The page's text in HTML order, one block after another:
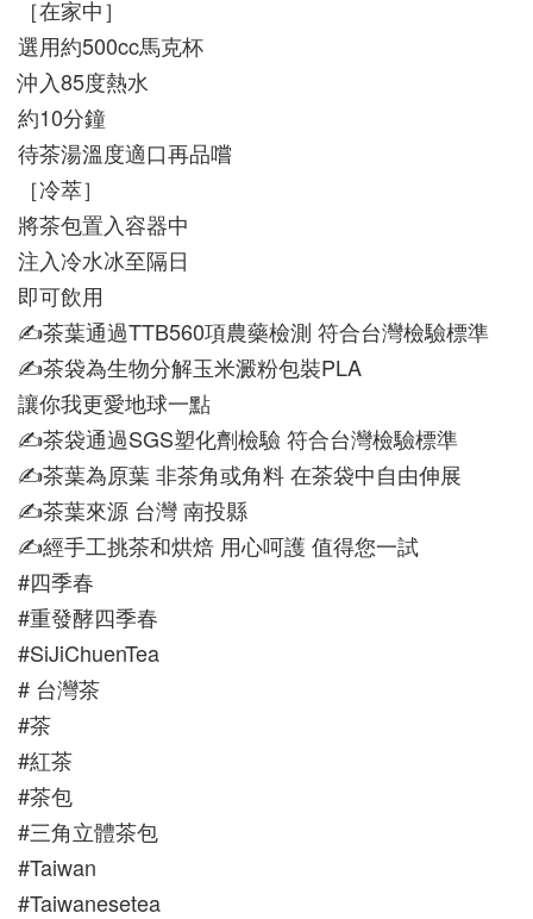
［在家中］
選用約500cc馬克杯
沖入85度熱水
約10分鐘
待茶湯溫度適口再品嚐
［冷萃］
將茶包置入容器中
注入冷水冰至隔日
即可飲用
✍️茶葉通過TTB560項農藥檢測 符合台灣檢驗標準
✍️茶袋為生物分解玉米澱粉包裝PLA
讓你我更愛地球一點
✍️茶袋通過SGS塑化劑檢驗 符合台灣檢驗標準
✍️茶葉為原葉 非茶角或角料 在茶袋中自由伸展
✍️茶葉來源 台灣 南投縣
✍️經手工挑茶和烘焙 用心呵護 值得您一試
#四季春
#重發酵四季春
#SiJiChuenTea
# 台灣茶
#茶
#紅茶
#茶包
#三角立體茶包
#Taiwan
#Taiwanesetea